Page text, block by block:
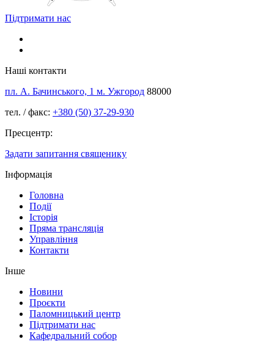
Підтримати нас
Наші контакти
пл. А. Бачинського, 1 м. Ужгород 88000
тел. / факс: +380 (50) 37-29-930
Пресцентр:
Задати запитання священику
Інформація
Головна
Події
Історія
Пряма трансляція
Управління
Контакти
Інше
Новини
Проєкти
Паломницький центр
Підтримати нас
Кафедральний собор